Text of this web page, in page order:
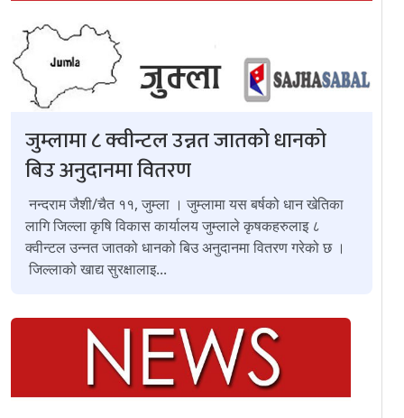
जुम्लामा ८ क्वीन्टल उन्नत जातको धानको
बिउ अनुदानमा वितरण
नन्दराम जैशी/चैत ११, जुम्ला । जुम्लामा यस बर्षको धान खेतिका
लागि जिल्ला कृषि विकास कार्यालय जुम्लाले कृषकहरुलाइ ८
क्वीन्टल उन्नत जातको धानको बिउ अनुदानमा वितरण गरेको छ ।
जिल्लाको खाद्य सुरक्षालाइ...